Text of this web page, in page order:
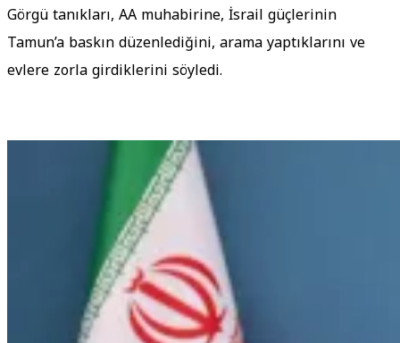
Görgü tanıkları, AA muhabirine, İsrail güçlerinin
Tamun’a baskın düzenlediğini, arama yaptıklarını ve
evlere zorla girdiklerini söyledi.